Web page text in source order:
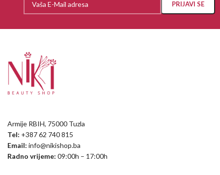
Armije RBIH, 75000 Tuzla
Tel: +387 62 740 815
Email: info@nikishop.ba
Radno vrijeme: 09:00h – 17:00h